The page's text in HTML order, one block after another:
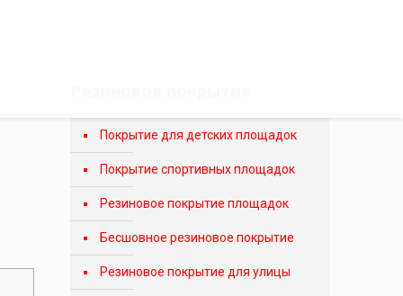
Покрытие для детских площадок
Покрытие спортивных площадок
Резиновое покрытие площадок
Бесшовное резиновое покрытие
Резиновое покрытие для улицы